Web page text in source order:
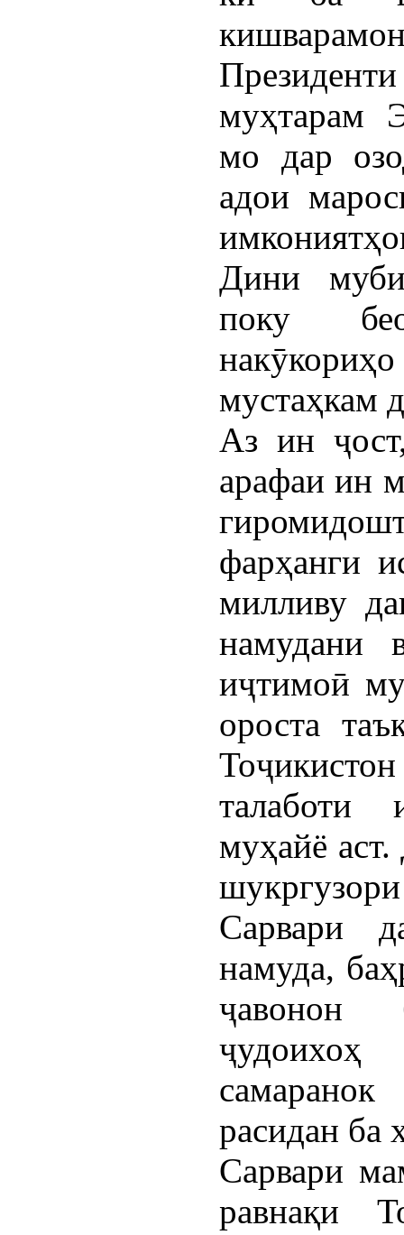
муҳтарам
мо дар
адои
Дини
поку
мустаҳкам
Аз ин
арафаи ин
фарҳанги
милливу
намудани
иҷтимоӣ
ороста
талаботи
муҳайё
Сарвари
намуда,
ҷавонон
расидан ба
Сарвари
равнақи